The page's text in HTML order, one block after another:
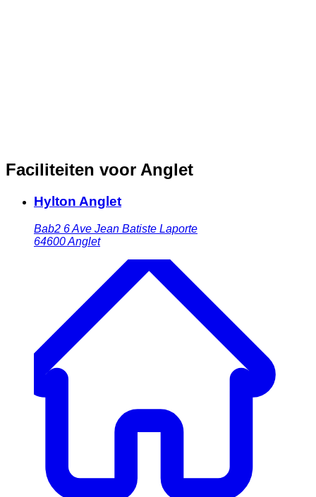
Faciliteiten voor Anglet
Hylton Anglet
Bab2 6 Ave Jean Batiste Laporte
64600Anglet